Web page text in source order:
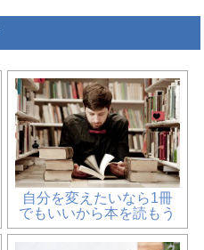
自分を変えたいなら1冊
でもいいから本を読もう